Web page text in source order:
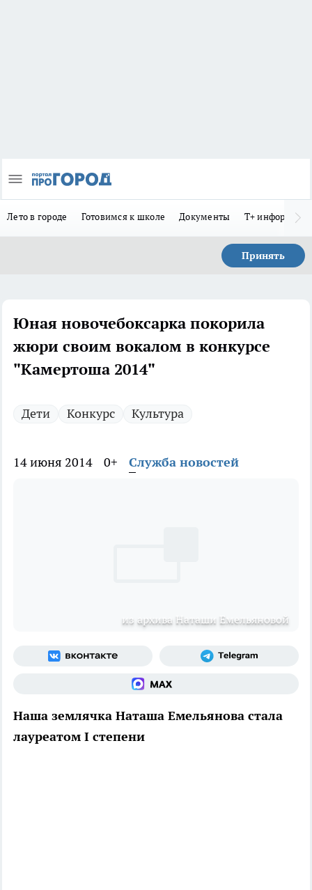
Лето в городе Готовимся к школе Документы Т+
Принять
Юная новочебоксарка покорила
жюри своим вокалом в конкурсе
"Камертоша 2014"
Дети Конкурс Культура
14 июня 2014 0+ Служба новостей
из архива Наташи Емельяновой
Наша землячка Наташа Емельянова стала
лауреатом I степени